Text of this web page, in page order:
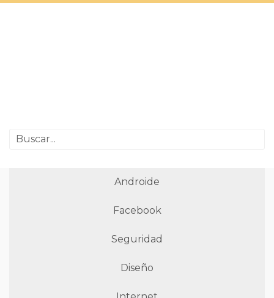
Androide
Facebook
Seguridad
Diseño